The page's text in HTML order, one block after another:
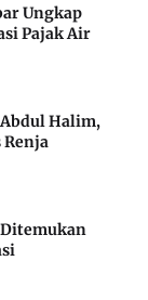
Ungkap
Pajak Air
Halim,
Renja
Ditemukan